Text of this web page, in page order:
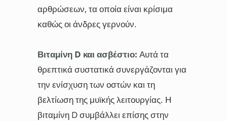
αρθρώσεων, τα οποία είναι κρίσιμα
καθώς οι άνδρες γερνούν.
Βιταμίνη D και ασβέστιο: Αυτά τα
θρεπτικά συστατικά συνεργάζονται για
την ενίσχυση των οστών και τη
βελτίωση της μυϊκής λειτουργίας. Η
βιταμίνη D συμβάλλει επίσης στην